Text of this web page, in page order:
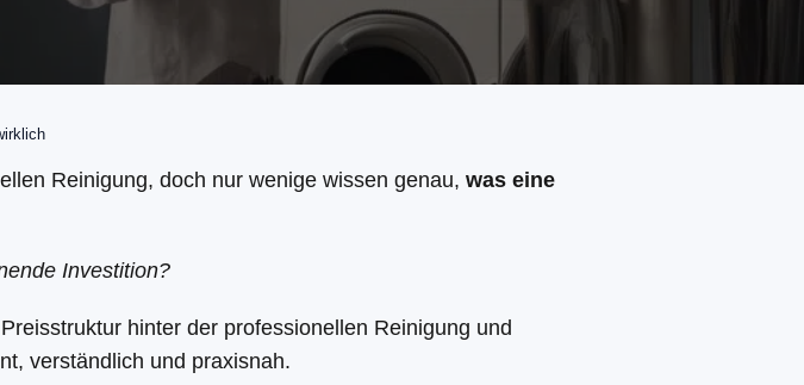
Reinigung, doch nur wenige wissen genau, was eine
Investition?
hinter der professionellen Reinigung und
verständlich und praxisnah.